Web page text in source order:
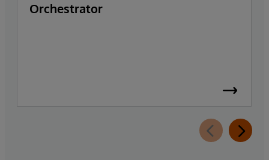
Orchestrator